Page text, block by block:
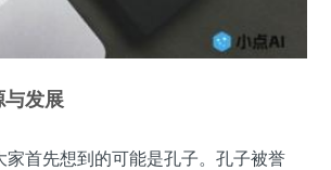
与发展
家首先想到的可能是孔子。孔子被誉